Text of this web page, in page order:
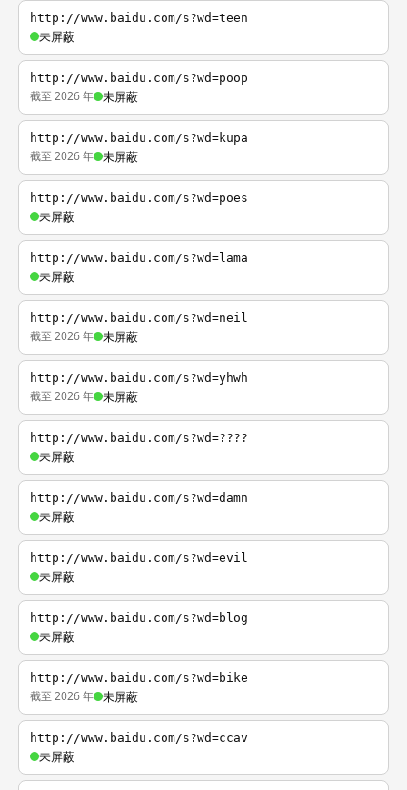
http://www.baidu.com/s?wd=teen
未屏蔽
http://www.baidu.com/s?wd=poop
截至 2026 年 未屏蔽
http://www.baidu.com/s?wd=kupa
截至 2026 年 未屏蔽
http://www.baidu.com/s?wd=poes
未屏蔽
http://www.baidu.com/s?wd=lama
未屏蔽
http://www.baidu.com/s?wd=neil
截至 2026 年 未屏蔽
http://www.baidu.com/s?wd=yhwh
截至 2026 年 未屏蔽
http://www.baidu.com/s?wd=????
未屏蔽
http://www.baidu.com/s?wd=damn
未屏蔽
http://www.baidu.com/s?wd=evil
未屏蔽
http://www.baidu.com/s?wd=blog
未屏蔽
http://www.baidu.com/s?wd=bike
截至 2026 年 未屏蔽
http://www.baidu.com/s?wd=ccav
未屏蔽